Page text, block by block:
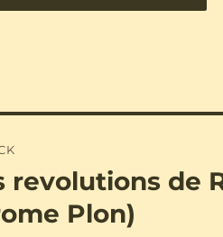
revolutions de
Plon)